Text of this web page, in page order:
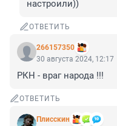
настроили))
ОТВЕТИТЬ
266157350
30 августа 2024, 12:17
РКН - враг народа !!!
ОТВЕТИТЬ
Плисскин